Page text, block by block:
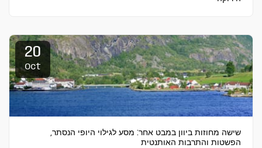
20
Oct
שישה מחוזות ביוון במבט אחר: מסע לגילוי היופי הנסתר,
הפשטות והתרבות האותנטית